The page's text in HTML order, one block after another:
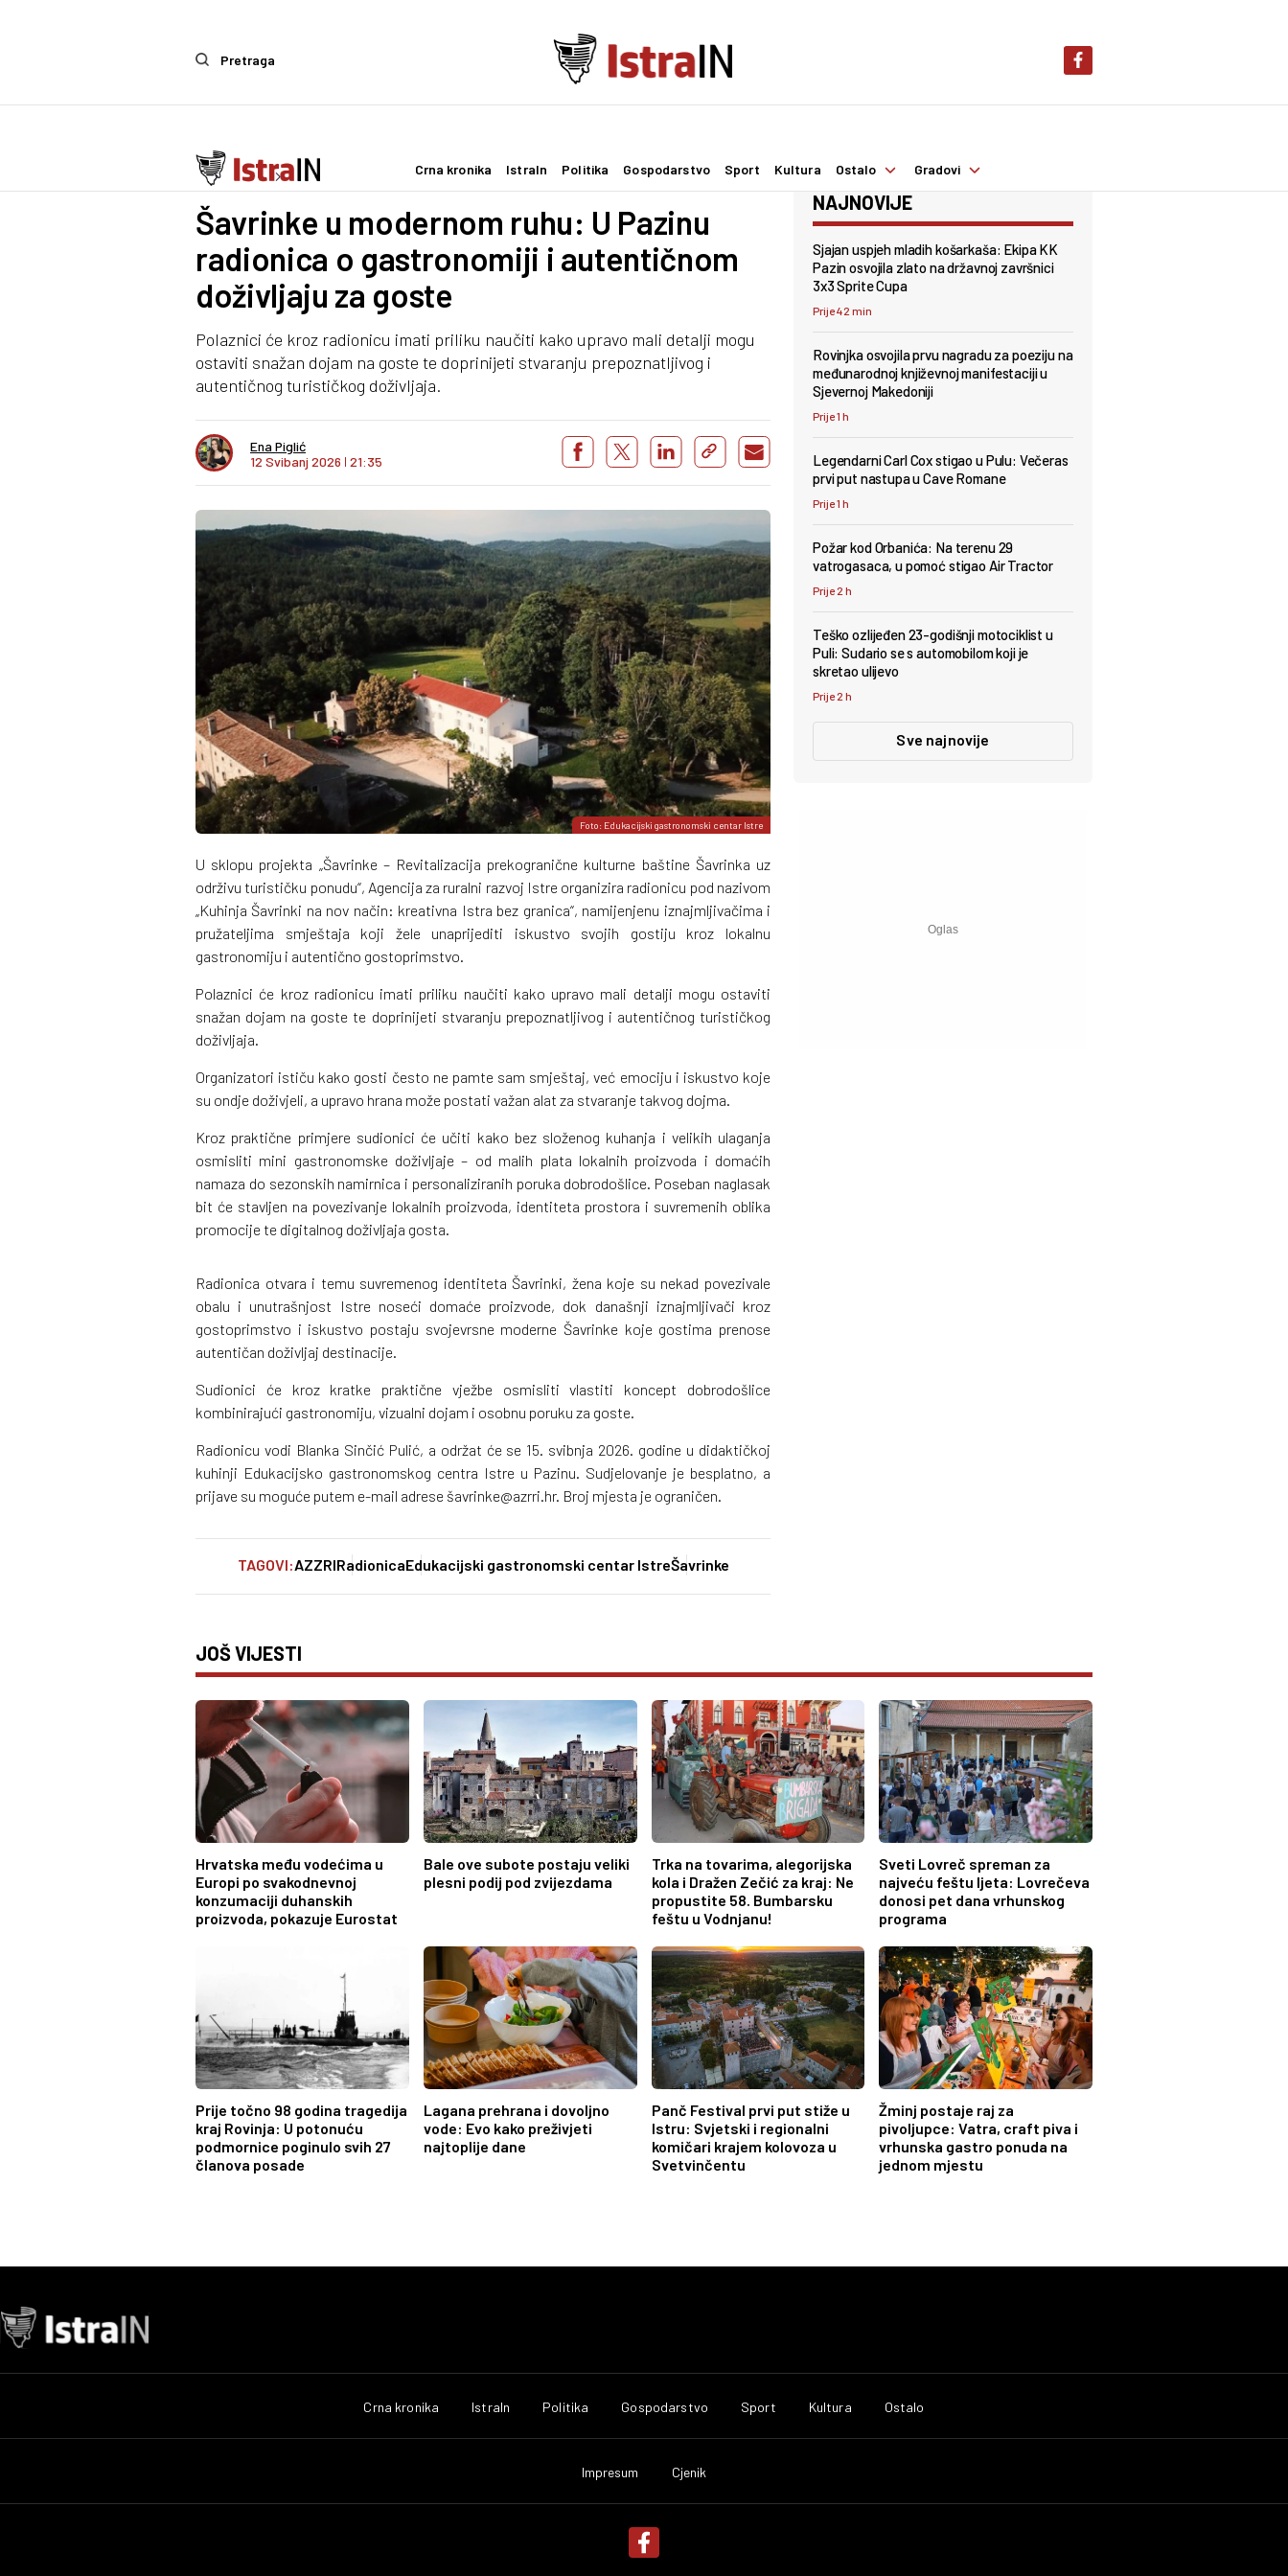
Pretraga
Crna kronika IstraIn Politika Gospodarstvo Sport Kultura Ostalo Gradovi
Ostalo Zanimljivosti
Šavrinke u modernom ruhu: U Pazinu
radionica o gastronomiji i autentičnom
doživljaju za goste
Polaznici će kroz radionicu imati priliku naučiti kako upravo mali detalji mogu
ostaviti snažan dojam na goste te doprinijeti stvaranju prepoznatljivog i
autentičnog turističkog doživljaja.
Ena Piglić
12 Svibanj 2026 I 21:35
Foto: Edukacijski gastronomski centar Istre
U sklopu projekta „Šavrinke – Revitalizacija prekogranične kulturne baštine Šavrinka uz
održivu turističku ponudu“, Agencija za ruralni razvoj Istre organizira radionicu pod nazivom
„Kuhinja Šavrinki na nov način: kreativna Istra bez granica“, namijenjenu iznajmljivačima i
pružateljima smještaja koji žele unaprijediti iskustvo svojih gostiju kroz lokalnu
gastronomiju i autentično gostoprimstvo.
Polaznici će kroz radionicu imati priliku naučiti kako upravo mali detalji mogu ostaviti
snažan dojam na goste te doprinijeti stvaranju prepoznatljivog i autentičnog turističkog
doživljaja.
Organizatori ističu kako gosti često ne pamte sam smještaj, već emociju i iskustvo koje
su ondje doživjeli, a upravo hrana može postati važan alat za stvaranje takvog dojma.
Kroz praktične primjere sudionici će učiti kako bez složenog kuhanja i velikih ulaganja
osmisliti mini gastronomske doživljaje – od malih plata lokalnih proizvoda i domaćih
namaza do sezonskih namirnica i personaliziranih poruka dobrodošlice. Poseban naglasak
bit će stavljen na povezivanje lokalnih proizvoda, identiteta prostora i suvremenih oblika
promocije te digitalnog doživljaja gosta.
Radionica otvara i temu suvremenog identiteta Šavrinki, žena koje su nekad povezivale
obalu i unutrašnjost Istre noseći domaće proizvode, dok današnji iznajmljivači kroz
gostoprimstvo i iskustvo postaju svojevrsne moderne Šavrinke koje gostima prenose
autentičan doživljaj destinacije.
Sudionici će kroz kratke praktične vježbe osmisliti vlastiti koncept dobrodošlice
kombinirajući gastronomiju, vizualni dojam i osobnu poruku za goste.
Radionicu vodi Blanka Sinčić Pulić, a održat će se 15. svibnja 2026. godine u didaktičkoj
kuhinji Edukacijsko gastronomskog centra Istre u Pazinu. Sudjelovanje je besplatno, a
prijave su moguće putem e-mail adrese šavrinke@azrri.hr. Broj mjesta je ograničen.
TAGOVI:AZZRIRadionicaEdukacijski gastronomski centar IstreŠavrinke
NAJNOVIJE
Sjajan uspjeh mladih košarkaša: Ekipa KK
Pazin osvojila zlato na državnoj završnici
3x3 Sprite Cupa
Prije 42 min
Rovinjka osvojila prvu nagradu za poeziju na
međunarodnoj književnoj manifestaciji u
Sjevernoj Makedoniji
Prije 1 h
Legendarni Carl Cox stigao u Pulu: Večeras
prvi put nastupa u Cave Romane
Prije 1 h
Požar kod Orbanića: Na terenu 29
vatrogasaca, u pomoć stigao Air Tractor
Prije 2 h
Teško ozlijeđen 23-godišnji motociklist u
Puli: Sudario se s automobilom koji je
skretao ulijevo
Prije 2 h
Sve najnovije
JOŠ VIJESTI
Hrvatska među vodećima u
Europi po svakodnevnoj
konzumaciji duhanskih
proizvoda, pokazuje Eurostat
Bale ove subote postaju veliki
plesni podij pod zvijezdama
Trka na tovarima, alegorijska
kola i Dražen Zečić za kraj: Ne
propustite 58. Bumbarsku
feštu u Vodnjanu!
Sveti Lovreč spreman za
najveću feštu ljeta: Lovrečeva
donosi pet dana vrhunskog
programa
Prije točno 98 godina tragedija
kraj Rovinja: U potonuću
podmornice poginulo svih 27
članova posade
Lagana prehrana i dovoljno
vode: Evo kako preživjeti
najtoplije dane
Panč Festival prvi put stiže u
Istru: Svjetski i regionalni
komičari krajem kolovoza u
Svetvinčentu
Žminj postaje raj za
pivoljupce: Vatra, craft piva i
vrhunska gastro ponuda na
jednom mjestu
Crna kronika IstraIn Politika Gospodarstvo Sport Kultura Ostalo
Impresum Cjenik